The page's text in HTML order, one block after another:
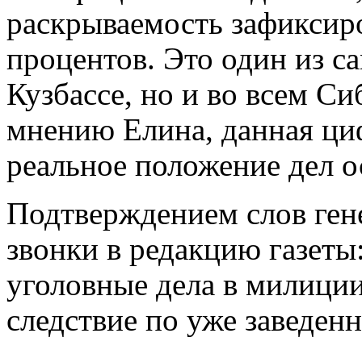
раскрываемость
процентов. Это один из
Кузбассе, но и во всем
мнению Елина, данная
реальное положение дел
Подтверждением слов
звонки в редакцию
уголовные дела в
следствие по уже